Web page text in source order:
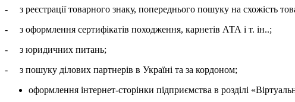
- з реєстрації товарного знаку, попереднього пошуку на схожість
- з оформлення сертифікатів походження, карнетів АТА і т. ін..;
- з юридичних питань;
- з пошуку ділових партнерів в Україні та за кордоном;
оформлення інтернет-сторінки підприємства в розділі